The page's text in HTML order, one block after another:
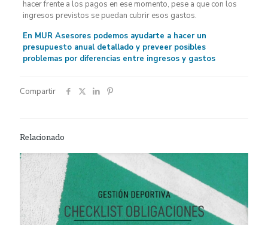
hacer frente a los pagos en ese momento, pese a que con los
ingresos previstos se puedan cubrir esos gastos.
En MUR Asesores podemos ayudarte a hacer un
presupuesto anual detallado y preveer posibles
problemas por diferencias entre ingresos y gastos
Compartir
Relacionado